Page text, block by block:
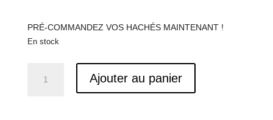
PRÉ-COMMANDEZ VOS HACHÉS MAINTENANT !
En stock
Ajouter au panier